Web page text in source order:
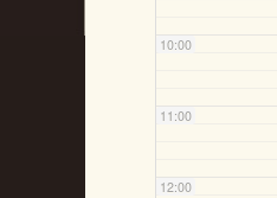
10:00
11:00
12:00